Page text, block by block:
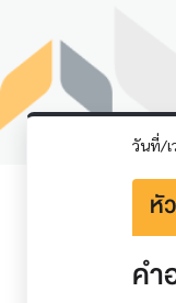
วันที่/เ
หั
คำ